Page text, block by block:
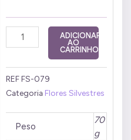
Murici
10
quantidade
ADICIONAR
AO
CARRINHO
REFFS-079
Categoria Flores Silvestres
Peso
70
g